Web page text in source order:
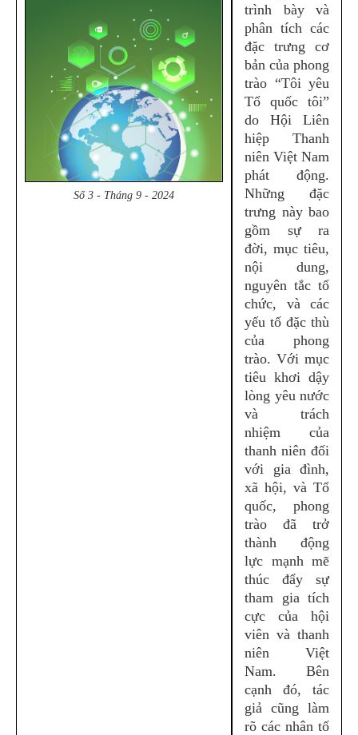
Số 3 - Tháng 9 - 2024
trình bày và
phân tích các
đặc trưng cơ
bản của phong
trào “Tôi yêu
Tổ quốc tôi”
do Hội Liên
hiệp Thanh
niên Việt Nam
phát động.
Những đặc
trưng này bao
gồm sự ra
đời, mục tiêu,
nội dung,
nguyên tắc tổ
chức, và các
yếu tố đặc thù
của phong
trào. Với mục
tiêu khơi dậy
lòng yêu nước
và trách
nhiệm của
thanh niên đối
với gia đình,
xã hội, và Tổ
quốc, phong
trào đã trở
thành động
lực mạnh mẽ
thúc đẩy sự
tham gia tích
cực của hội
viên và thanh
niên Việt
Nam. Bên
cạnh đó, tác
giả cũng làm
rõ các nhân tố